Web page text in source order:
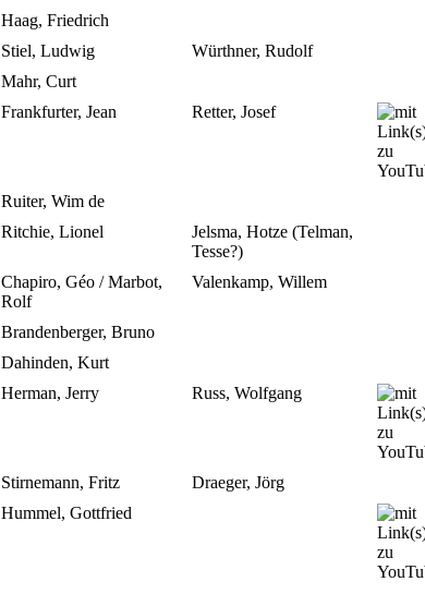
Haag, Friedrich
Stiel, Ludwig
Würthner, Rudolf
Mahr, Curt
Frankfurter, Jean Retter, Josef
Ruiter, Wim de
Ritchie, Lionel
Jelsma, Hotze (Telman,
Tesse?)
Chapiro, Géo / Marbot,
Rolf
Valenkamp, Willem
Brandenberger, Bruno
Dahinden, Kurt
Herman, Jerry Russ, Wolfgang
Stirnemann, Fritz
Draeger, Jörg
Hummel, Gottfried